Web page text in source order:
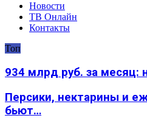
Новости
ТВ Онлайн
Контакты
Топ
934 млрд руб. за месяц:
Персики, нектарины и
бьют…